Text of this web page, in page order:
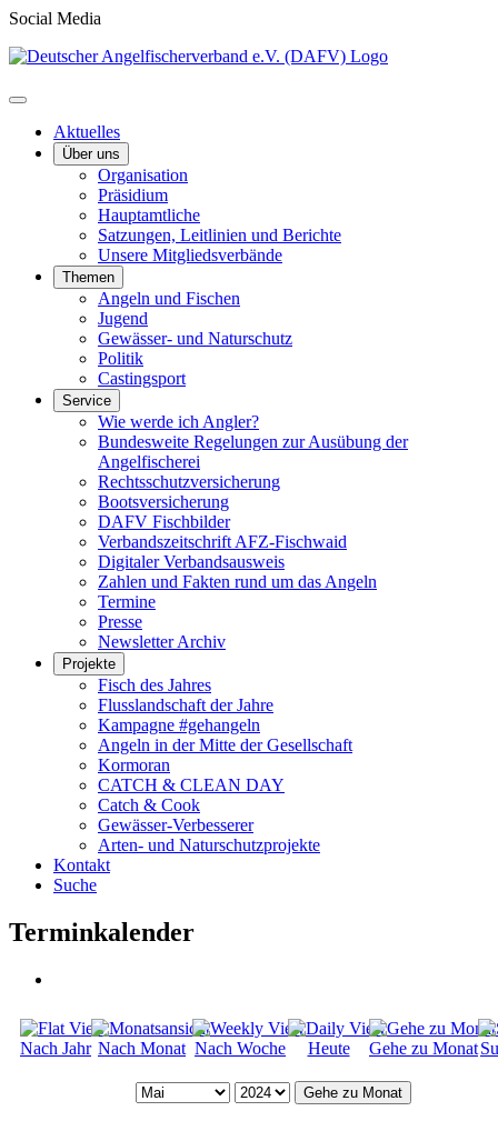
Social Media
Aktuelles
Über uns
Organisation
Präsidium
Hauptamtliche
Satzungen, Leitlinien und Berichte
Unsere Mitgliedsverbände
Themen
Angeln und Fischen
Jugend
Gewässer- und Naturschutz
Politik
Castingsport
Service
Wie werde ich Angler?
Bundesweite Regelungen zur Ausübung der
Angelfischerei
Rechtsschutzversicherung
Bootsversicherung
DAFV Fischbilder
Verbandszeitschrift AFZ-Fischwaid
Digitaler Verbandsausweis
Zahlen und Fakten rund um das Angeln
Termine
Presse
Newsletter Archiv
Projekte
Fisch des Jahres
Flusslandschaft der Jahre
Kampagne #gehangeln
Angeln in der Mitte der Gesellschaft
Kormoran
CATCH & CLEAN DAY
Catch & Cook
Gewässer-Verbesserer
Arten- und Naturschutzprojekte
Kontakt
Suche
Terminkalender
Nach Jahr Nach Monat Nach Woche Heute Gehe zu Monat
Gehe zu Monat